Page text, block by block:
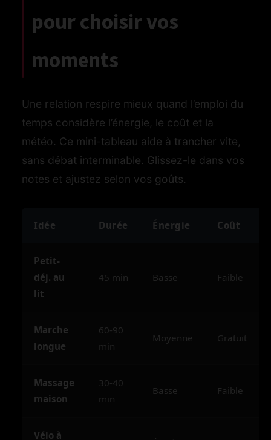
pour choisir vos
moments
Une relation respire mieux quand l’emploi du
temps considère l’énergie, le coût et la
météo. Ce mini-tableau aide à trancher vite,
sans débat interminable. Glissez-le dans vos
notes et ajustez selon vos goûts.
Idée Durée Énergie Coût
Petit-
déj. au
lit
45 min Basse Faible
Marche
longue
60-90
min
Moyenne Gratuit
Massage
maison
30-40
min
Basse Faible
Vélo à